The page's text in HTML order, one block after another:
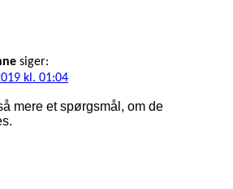
siger:
kl. 01:04
mere et spørgsmål, om de